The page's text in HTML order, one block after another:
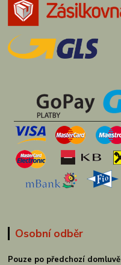
Osobní odběr
Pouze po předchozí domluvě